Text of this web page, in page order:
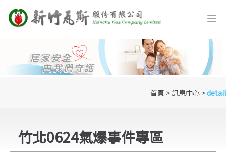
首頁 > 訊息中心 >detail
竹北0624氣爆事件專區